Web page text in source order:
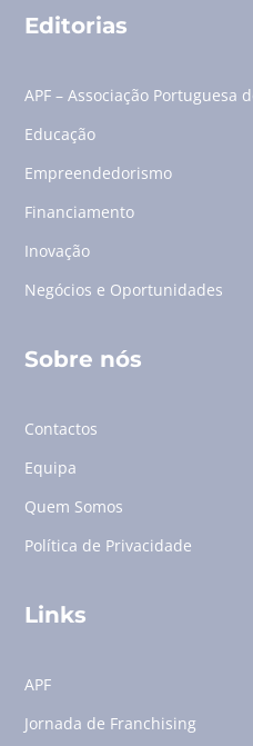
Editorias
APF – Associação Portuguesa
Educação
Empreendedorismo
Financiamento
Inovação
Negócios e Oportunidades
Sobre nós
Contactos
Equipa
Quem Somos
Política de Privacidade
Links
APF
Jornada de Franchising